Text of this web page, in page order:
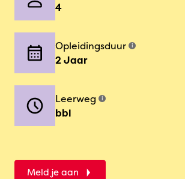
4
Opleidingsduur i
2 Jaar
Leerweg i
bbl
Meld je aan